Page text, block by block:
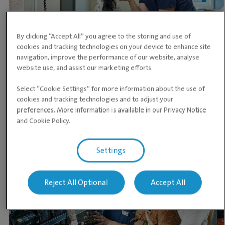
Gratis vektkontroll
Sunn vekt forebygger sykdom. Kom innom oss for å
sjekke om din hund har den ideelle vekten.
Les mer om vekt
Purina Pro Plan Expert Care Nutrition er et
By clicking “Accept All” you agree to the storing and use of
cookies and tracking technologies on your device to enhance site
navigation, improve the performance of our website, analyse
website use, and assist our marketing efforts.
Select “Cookie Settings” for more information about the use of
cookies and tracking technologies and to adjust your
preferences. More information is available in our Privacy Notice
and Cookie Policy.
Settings
Reject All Optional Accept All